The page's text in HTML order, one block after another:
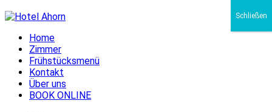
Home
Zimmer
Frühstücksmenü
Kontakt
Über uns
BOOK ONLINE
Schließen